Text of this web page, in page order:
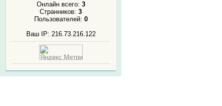
Онлайн всего: 3
Странников: 3
Пользователей: 0
Ваш IP: 216.73.216.122